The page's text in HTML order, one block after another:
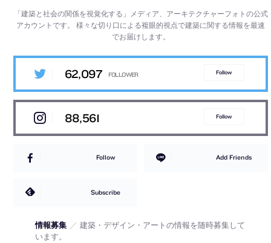
「建築と社会の関係を視覚化する」メディア、アーキテクチャーフォトの公式
アカウントです。様々な切り口による複眼的視点で建築に関する情報を最速
でお届けします。
62,097 Follow
88,561 Follow
Follow Add Friends
Subscribe
情報募集 ／ 建築・デザイン・アートの情報を随時募集して
います。